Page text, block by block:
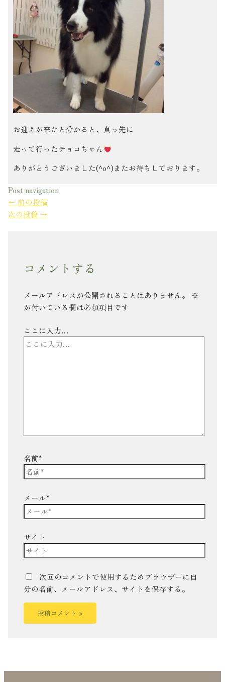
お迎えが来たと分かると、真っ先に
走って行ったチョコちゃん
ありがとうございました(^o^)またお待ちしております。
Post navigation
← 前の投稿
次の投稿 →
コメントする
メールアドレスが公開されることはありません。
※
が付いている欄は必須項目です
ここに入力…
名前*
メール*
サイト
次回のコメントで使用するためブラウザーに自
分の名前、メールアドレス、サイトを保存する。